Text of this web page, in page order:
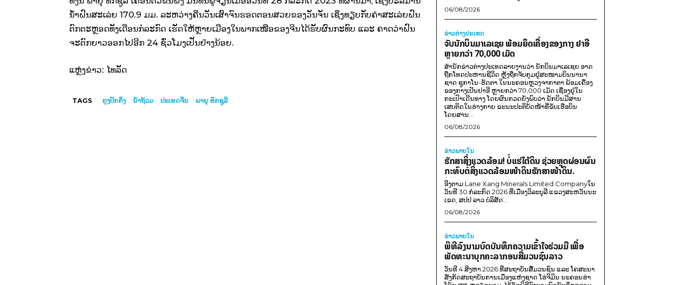
ນ້ຳຝົນສະເລ່ຍ 170.9 ມມ. ລະຫວ່າງຄືນວັນເສົາຈົນຮອດຕອນສວຍຂອງວັນຈັນ ເຊິ່ງທຽບກັບຄ່າສະເລ່ຍຝົນ
ຕົກຕະຫຼອດທັງເດືອນກໍລະກົດ ເຮັດໃຫ້ຫຼາຍເມືອງໃນພາກເໜືອຂອງຈີນໄດ້ຮັບຜົນກະທົບ ແລະ ຄາດວ່າຝົນ
ຈະຕົກຍາວອອກໄປອີກ 24 ຊົ່ວໂມງເປັນຢ່າງນ້ອຍ.
ແຫຼ່ງຂ່າວ: ໄທລັດ
TAGS ກຸງປັກກິ່ງ ນ້ຳຖ້ວມ ປະເທດຈີນ ພາຍຸ ທົກຊູລີ
06/08/2026
ຂ່າວຕ່າງປະເທດ
ຈັບນັກບິນມາເລເຊຍ ພ້ອມຍຶດເຄື່ອງຂອງກາງ ຢາອີ
ຫຼາຍກວ່າ 70,000 ເມັດ
ສຳນັກຂ່າວຕ່າງປະເທດລາຍງານວ່າ ນັກບິນມາເລເຊຍ ອາດ
ຖືກໂທດປະຫານຊີວິດ ຫຼັງຖືກຈັບກຸມຢູ່ສະໜາມບິນນານາ
ຊາດ ຊູກາໂນ-ຮັດຕາ ໃນນະຄອນຫຼວງຈາກາຕາ ພ້ອມເຄື່ອງ
ຂອງກາງເປັນຢາອີ ຫຼາຍກວ່າ 70,000 ເມັດ ເຊື່ອງຢູ່ໃນ
ກະເປົາເດີນທາງ ໂດຍຜົນກວດຍັງພົບວ່າ ນັກບິນມີສານ
ເສບຕິດໃນຮ່າງກາຍ ຂະນະປະຕິບັດໜ້າທີ່ຂັບເຮືອບິນ
ໂດຍສານ...
06/08/2026
ຂ່າວພາຍ​ໃນ
ຮັກສາສິ່ງແວດລ້ອມ! ບໍ່ແຮ່ໃຕ້ດິນ ຊ່ວຍຫຼຸດຜ່ອນຜົນ
ກະທົບຕໍ່ສິ່ງແວດລ້ອມໜ້າດິນຮັກສາໜ້າດິນ.
ອີງຕາມ Lane Xang Minerals Limited Companyໃນ
ວັນທີ 30 ກໍລະກົດ 2026 ທີ່ເມືອງວິລະບູລີ ແຂວງສະຫວັນນະ
ເຂດ, ສປປ ລາວ ບໍລິສັດ...
06/08/2026
ຂ່າວພາຍ​ໃນ
ພິທີລົງນາມບົດບັນທຶກຄວາມເຂົ້າໃຈຮ່ວມມື ເພື່ອ
ພັດທະນາບຸກຄະລາກອນສື່ມວນຊົນລາວ
ວັນທີ 4 ສິງຫາ 2026 ທີ່ສະຖາບັນສື່ມວນຊົນ ແລະ ໂຄສະນາ
ສັງກັດສະຖາບັນການເມືອງແຫ່ງຊາດ ໂຮ່ຈິມິນ ນະຄອນຮ່າ